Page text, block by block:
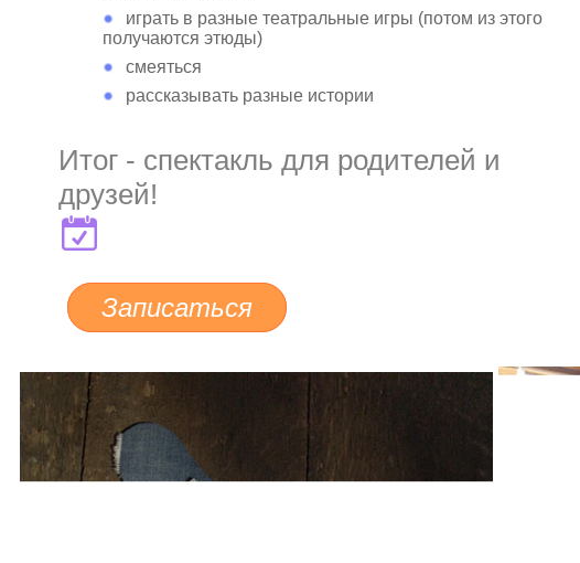
играть в разные театральные игры (потом из этого
получаются этюды)
смеяться
рассказывать разные истории
Итог - спектакль для родителей и
друзей!
Записаться